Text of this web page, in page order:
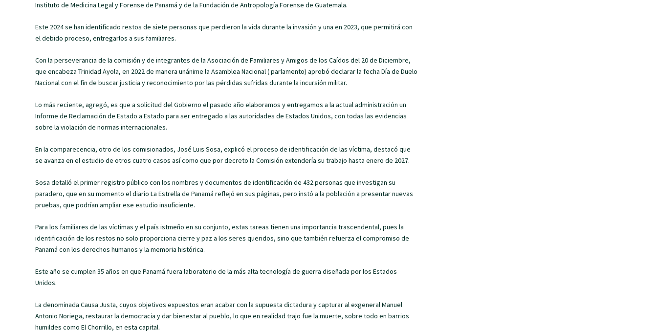
Instituto de Medicina Legal y Forense de Panamá y de la Fundación de Antropología Forense de Guatemala.
Este 2024 se han identificado restos de siete personas que perdieron la vida durante la invasión y una en 2023, que permitirá con
el debido proceso, entregarlos a sus familiares.
Con la perseverancia de la comisión y de integrantes de la Asociación de Familiares y Amigos de los Caídos del 20 de Diciembre,
que encabeza Trinidad Ayola, en 2022 de manera unánime la Asamblea Nacional ( parlamento) aprobó declarar la fecha Día de Duelo
Nacional con el fin de buscar justicia y reconocimiento por las pérdidas sufridas durante la incursión militar.
Lo más reciente, agregó, es que a solicitud del Gobierno el pasado año elaboramos y entregamos a la actual administración un
Informe de Reclamación de Estado a Estado para ser entregado a las autoridades de Estados Unidos, con todas las evidencias
sobre la violación de normas internacionales.
En la comparecencia, otro de los comisionados, José Luis Sosa, explicó el proceso de identificación de las víctima, destacó que
se avanza en el estudio de otros cuatro casos así como que por decreto la Comisión extendería su trabajo hasta enero de 2027.
Sosa detalló el primer registro público con los nombres y documentos de identificación de 432 personas que investigan su
paradero, que en su momento el diario La Estrella de Panamá reflejó en sus páginas, pero instó a la población a presentar nuevas
pruebas, que podrían ampliar ese estudio insuficiente.
Para los familiares de las víctimas y el país istmeño en su conjunto, estas tareas tienen una importancia trascendental, pues la
identificación de los restos no solo proporciona cierre y paz a los seres queridos, sino que también refuerza el compromiso de
Panamá con los derechos humanos y la memoria histórica.
Este año se cumplen 35 años en que Panamá fuera laboratorio de la más alta tecnología de guerra diseñada por los Estados
Unidos.
La denominada Causa Justa, cuyos objetivos expuestos eran acabar con la supuesta dictadura y capturar al exgeneral Manuel
Antonio Noriega, restaurar la democracia y dar bienestar al pueblo, lo que en realidad trajo fue la muerte, sobre todo en barrios
humildes como El Chorrillo, en esta capital.